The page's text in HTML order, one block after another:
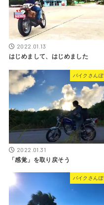
2022.01.13
はじめまして、はじめました
バイクさんぽ
2022.01.31
「感覚」を取り戻そう
バイクさんぽ